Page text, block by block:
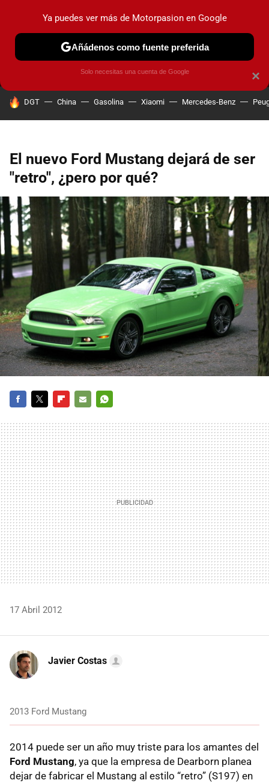
MENÚ NUEVO
COCHES ELÉCTRICOS OBSERVATORIO
HOY SE HABLA DE
DGT China Gasolina Xiaomi Mercedes-Benz
El nuevo Ford Mustang dejará de ser
"retro", ¿pero por qué?
MAIL
17 Abril 2012
Javier Costas
2013 Ford Mustang
2014 puede ser un año muy triste para los amantes del
Ford Mustang, ya que la empresa de Dearborn planea
dejar de fabricar el Mustang al estilo “retro” (S197) en
×
Ya puedes ver más de Motorpasion en Google
Añádenos como fuente preferida
Solo necesitas una cuenta de Google